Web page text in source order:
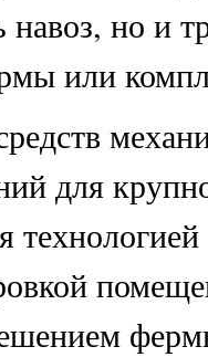
навоз, но и
или
для